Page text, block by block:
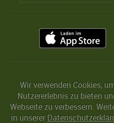
Wir verwenden Cookies,
Nutzererlebnis zu bieten
Webseite zu verbessern.
in unserer